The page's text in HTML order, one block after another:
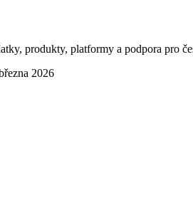
produkty, platformy a podpora pro
2026